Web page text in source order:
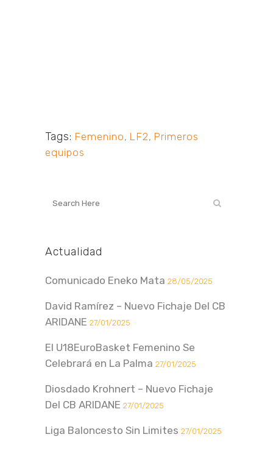
Tags: Femenino, LF2, Primeros
equipos
Actualidad
Comunicado Eneko Mata 28/05/2025
David Ramírez – Nuevo Fichaje Del CB
ARIDANE 27/01/2025
El U18EuroBasket Femenino Se
Celebrará en La Palma 27/01/2025
Diosdado Krohnert – Nuevo Fichaje
Del CB ARIDANE 27/01/2025
Liga Baloncesto Sin Limites 27/01/2025